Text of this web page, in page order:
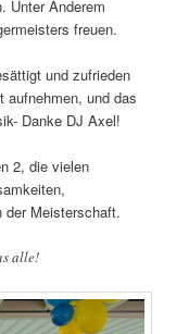
Unter Anderem
freuen.
und zufrieden
aufnehmen, und das
Danke DJ Axel!
2, die vielen
der Meisterschaft.
alle!